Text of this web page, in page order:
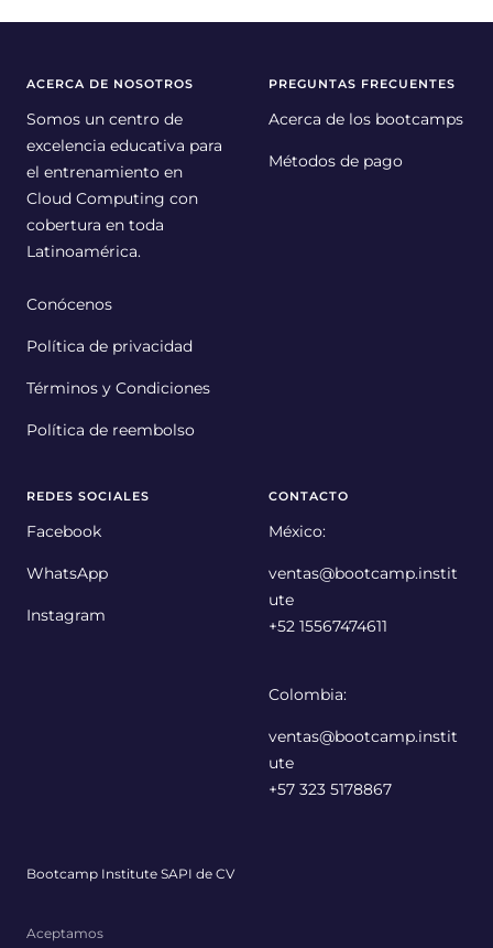
ACERCA DE NOSOTROS
Somos un centro de
excelencia educativa para
el entrenamiento en
Cloud Computing con
cobertura en toda
Latinoamérica.
Conócenos
Política de privacidad
Términos y Condiciones
Política de reembolso
PREGUNTAS FRECUENTES
Acerca de los bootcamps
Métodos de pago
REDES SOCIALES
Facebook
WhatsApp
Instagram
CONTACTO
México:
ventas@bootcamp.instit
ute
+52 15567474611
Colombia:
ventas@bootcamp.instit
ute
+57 323 5178867
Bootcamp Institute SAPI de CV
Aceptamos